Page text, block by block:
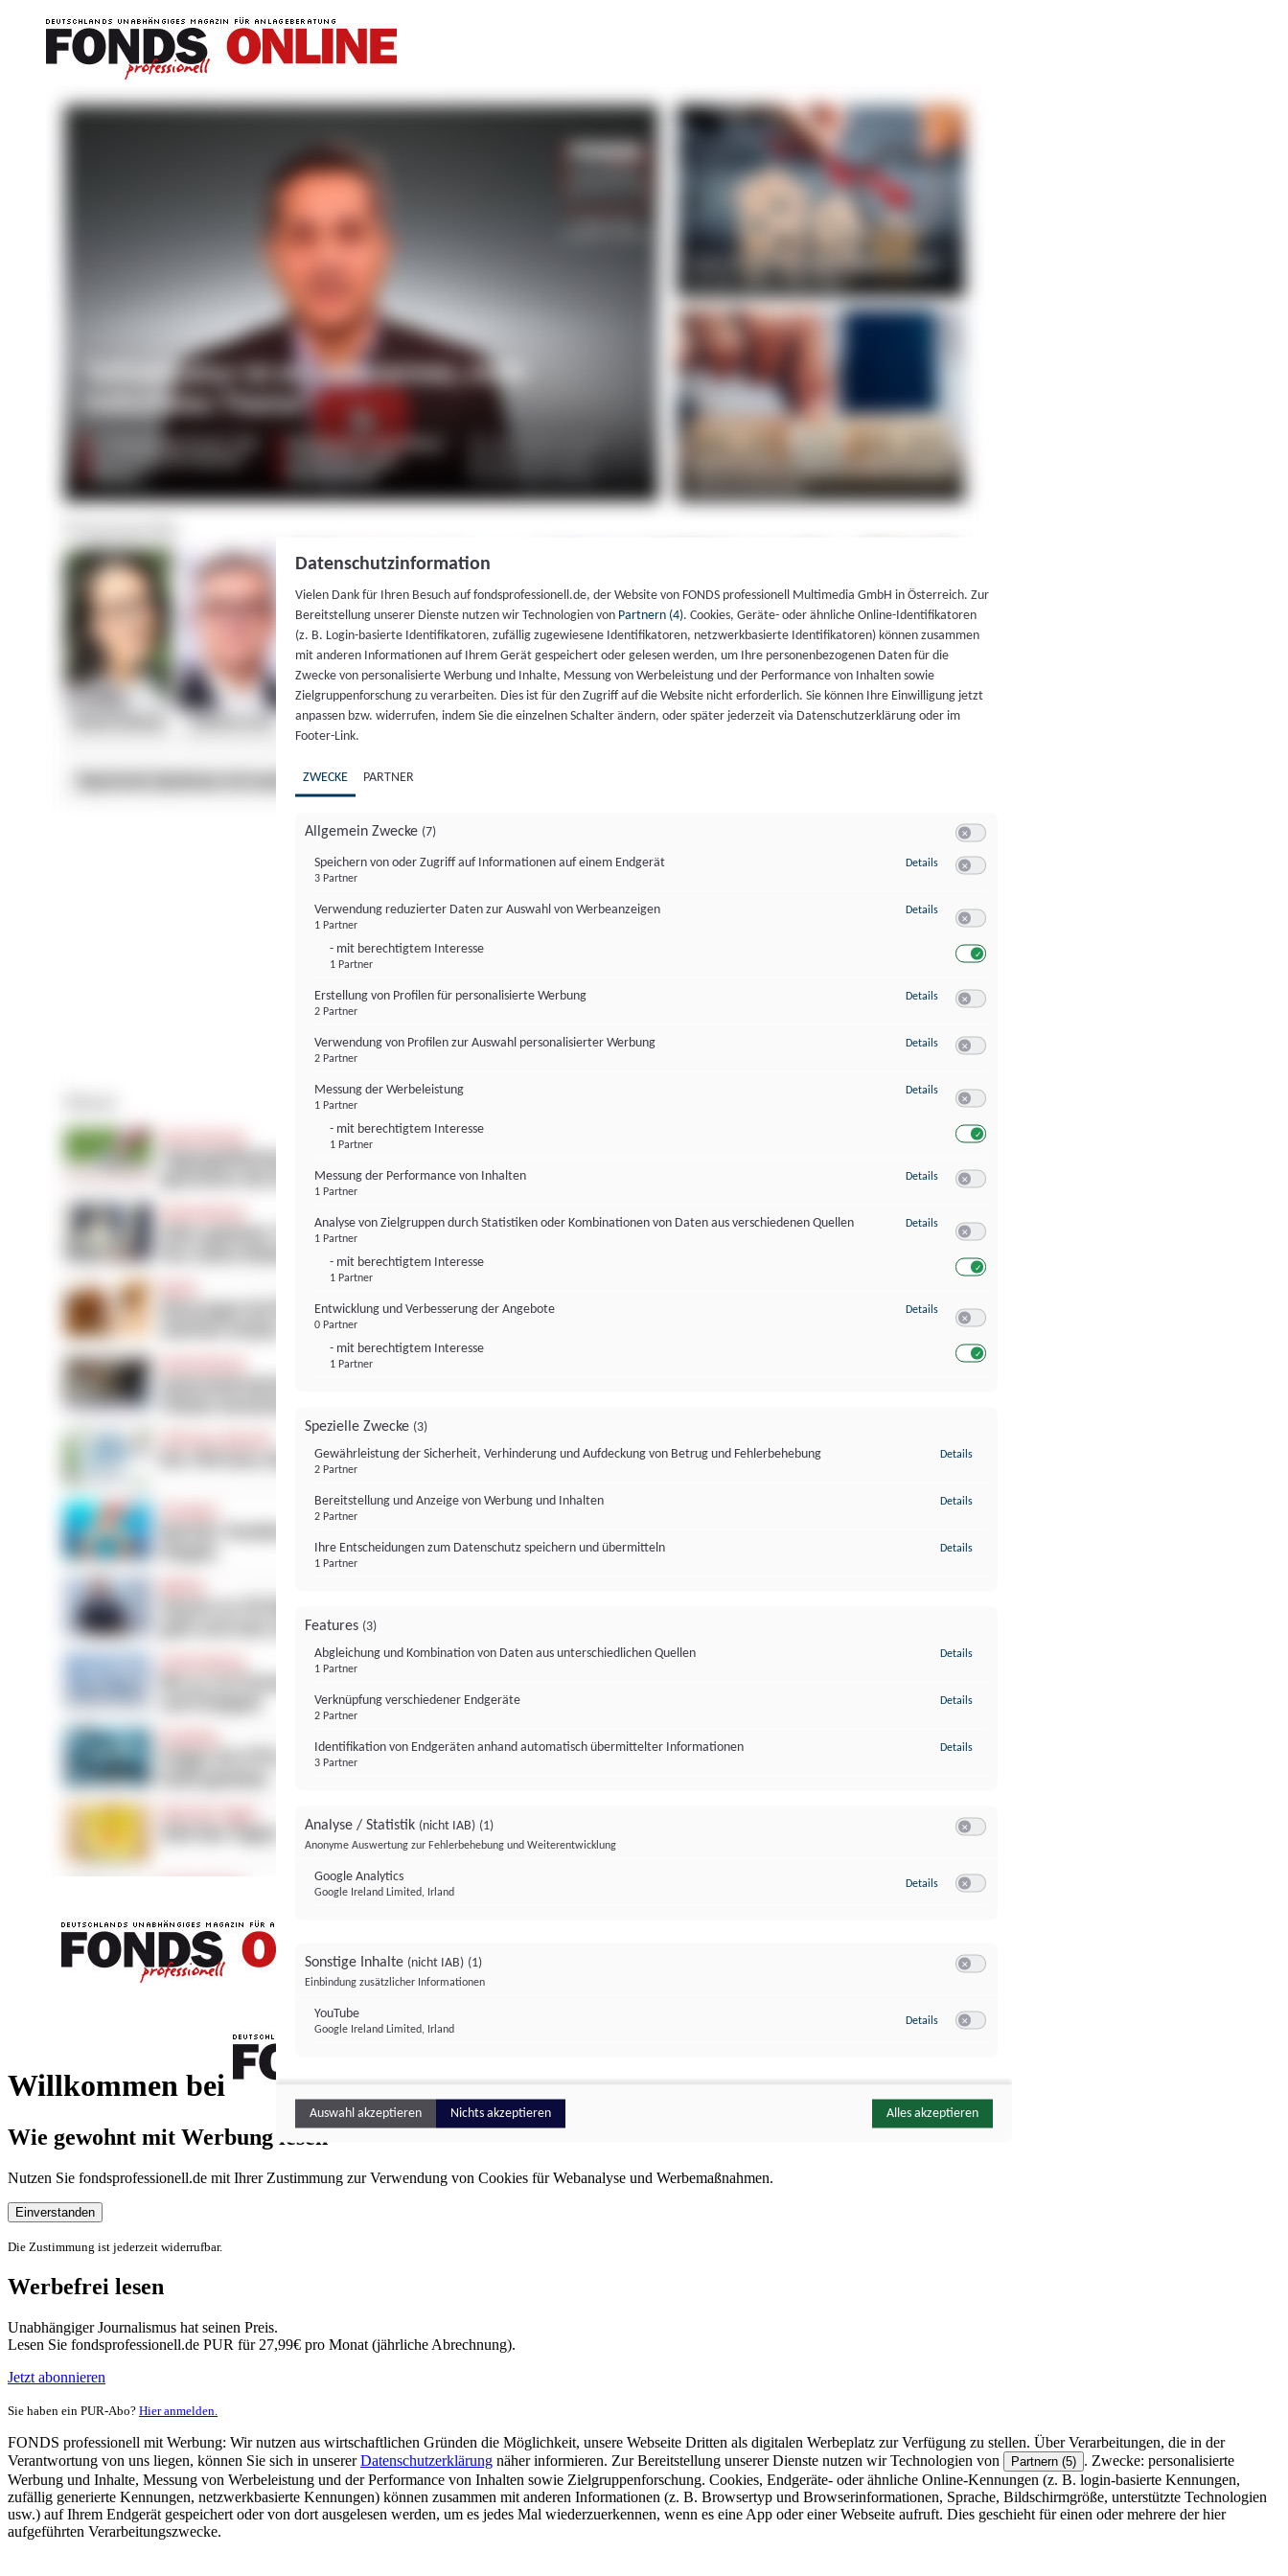
Willkommen bei
FONDS professionell
Wie gewohnt mit Werbung lesen
Nutzen Sie fondsprofessionell.de mit Ihrer Zustimmung zur Verwendung von Cookies für Webanalyse und Werbemaßnahmen.
Einverstanden
Die Zustimmung ist jederzeit widerrufbar.
Werbefrei lesen
Unabhängiger Journalismus hat seinen Preis.
Lesen Sie fondsprofessionell.de PUR für 27,99€ pro Monat (jährliche Abrechnung).
Jetzt abonnieren
Sie haben ein PUR-Abo? Hier anmelden.
FONDS professionell mit Werbung: Wir nutzen aus wirtschaftlichen Gründen die Möglichkeit, unsere Webseite Dritten als digitalen Werbeplatz zur Verfügung zu stellen. Über Verarbeitungen, die in der
Verantwortung von uns liegen, können Sie sich in unsererDatenschutzerklärung näher informieren. Zur Bereitstellung unserer Dienste nutzen wir Technologien von Partnern (5) . Zwecke: personalisierte
Werbung und Inhalte, Messung von Werbeleistung und der Performance von Inhalten sowie Zielgruppenforschung. Cookies, Endgeräte- oder ähnliche Online-Kennungen (z. B. login-basierte Kennungen,
zufällig generierte Kennungen, netzwerkbasierte Kennungen) können zusammen mit anderen Informationen (z. B. Browsertyp und Browserinformationen, Sprache, Bildschirmgröße, unterstützte Technologien
usw.) auf Ihrem Endgerät gespeichert oder von dort ausgelesen werden, um es jedes Mal wiederzuerkennen, wenn es eine App oder einer Webseite aufruft. Dies geschieht für einen oder mehrere der hier
aufgeführten Verarbeitungszwecke.
Datenschutzinformation
Vielen Dank für Ihren Besuch auf fondsprofessionell.de, der Website von FONDS professionell Multimedia GmbH in Österreich. Zur
Bereitstellung unserer Dienste nutzen wir Technologien von Partnern (4). Cookies, Geräte- oder ähnliche Online-Identifikatoren
(z. B. Login-basierte Identifikatoren, zufällig zugewiesene Identifikatoren, netzwerkbasierte Identifikatoren) können zusammen
mit anderen Informationen auf Ihrem Gerät gespeichert oder gelesen werden, um Ihre personenbezogenen Daten für die
Zwecke von personalisierte Werbung und Inhalte, Messung von Werbeleistung und der Performance von Inhalten sowie
Zielgruppenforschung zu verarbeiten. Dies ist für den Zugriff auf die Website nicht erforderlich. Sie können Ihre Einwilligung jetzt
anpassen bzw. widerrufen, indem Sie die einzelnen Schalter ändern, oder später jederzeit via Datenschutzerklärung oder im
Footer-Link.
ZWECKE PARTNER
Allgemein Zwecke (7)
Speichern von oder Zugriff auf Informationen auf einem Endgerät
3 Partner
Details zu Speichern von oder Zugriff auf Informationen auf einem Endgerät
Verwendung reduzierter Daten zur Auswahl von Werbeanzeigen
1 Partner
- mit berechtigtem Interesse
1 Partner
Details zu Verwendung reduzierter Daten zur Auswahl von Werbeanzeigen
Erstellung von Profilen für personalisierte Werbung
2 Partner
Details zu Erstellung von Profilen für personalisierte Werbung
Verwendung von Profilen zur Auswahl personalisierter Werbung
2 Partner
Details zu Verwendung von Profilen zur Auswahl personalisierter Werbung
Messung der Werbeleistung
1 Partner
- mit berechtigtem Interesse
1 Partner
Details zu Messung der Werbeleistung
Messung der Performance von Inhalten
1 Partner
Details zu Messung der Performance von Inhalten
Analyse von Zielgruppen durch Statistiken oder Kombinationen von Daten aus verschiedenen Quellen
1 Partner
- mit berechtigtem Interesse
1 Partner
Details zu Analyse von Zielgruppen durch Statistiken oder Kombinationen von
Entwicklung und Verbesserung der Angebote
0 Partner
- mit berechtigtem Interesse
1 Partner
Details zu Entwicklung und Verbesserung der Angebote
Spezielle Zwecke (3)
Gewährleistung der Sicherheit, Verhinderung und Aufdeckung von Betrug und Fehlerbehebung
2 Partner
Details
Bereitstellung und Anzeige von Werbung und Inhalten
2 Partner
Details
Ihre Entscheidungen zum Datenschutz speichern und übermitteln
1 Partner
Details
Features (3)
Abgleichung und Kombination von Daten aus unterschiedlichen Quellen
1 Partner
Details
Verknüpfung verschiedener Endgeräte
2 Partner
Details
Identifikation von Endgeräten anhand automatisch übermittelter Informationen
3 Partner
Details
Analyse / Statistik (nicht IAB) (1)
Anonyme Auswertung zur Fehlerbehebung und Weiterentwicklung
Google Analytics
Google Ireland Limited, Irland
Details zu Google Analytics
Sonstige Inhalte (nicht IAB) (1)
Einbindung zusätzlicher Informationen
YouTube
Google Ireland Limited, Irland
Details zu YouTube
Auswahl akzeptieren Nichts akzeptieren Alles akzeptieren